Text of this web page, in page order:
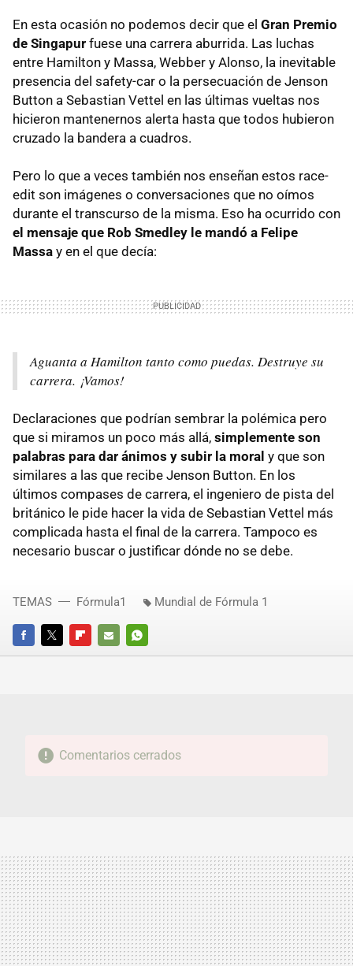
En esta ocasión no podemos decir que el Gran Premio
de Singapur fuese una carrera aburrida. Las luchas
entre Hamilton y Massa, Webber y Alonso, la inevitable
presencia del safety-car o la persecuación de Jenson
Button a Sebastian Vettel en las últimas vueltas nos
hicieron mantenernos alerta hasta que todos hubieron
cruzado la bandera a cuadros.
Pero lo que a veces también nos enseñan estos race-
edit son imágenes o conversaciones que no oímos
durante el transcurso de la misma. Eso ha ocurrido con
el mensaje que Rob Smedley le mandó a Felipe
Massa y en el que decía:
Aguanta a Hamilton tanto como puedas. Destruye su
carrera. ¡Vamos!
Declaraciones que podrían sembrar la polémica pero
que si miramos un poco más allá, simplemente son
palabras para dar ánimos y subir la moral y que son
similares a las que recibe Jenson Button. En los
últimos compases de carrera, el ingeniero de pista del
británico le pide hacer la vida de Sebastian Vettel más
complicada hasta el final de la carrera. Tampoco es
necesario buscar o justificar dónde no se debe.
FACEBOOKTWITTERFLIPBOARD
E-
WHATSAPP
TEMAS Fórmula1 Mundial de Fórmula 1
Comentarios cerrados